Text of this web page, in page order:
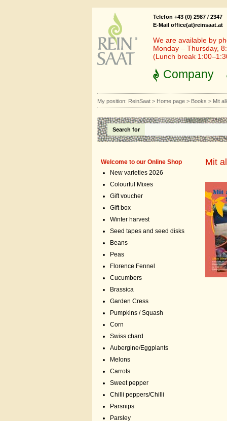
Telefon +43 (0) 2987 / 2347
E-Mail office(at)reinsaat.at
We are available by
Monday – Thursday,
(Lunch break
Company
My position: ReinSaat > Home page > Books > Mit
Search for
Welcome to our Online Shop
New varieties 2026
Colourful Mixes
Gift voucher
Gift box
Winter harvest
Seed tapes and seed disks
Beans
Peas
Florence Fennel
Cucumbers
Brassica
Garden Cress
Pumpkins / Squash
Corn
Swiss chard
Aubergine/Eggplants
Melons
Carrots
Sweet pepper
Chilli peppers/Chilli
Parsnips
Parsley
Mit